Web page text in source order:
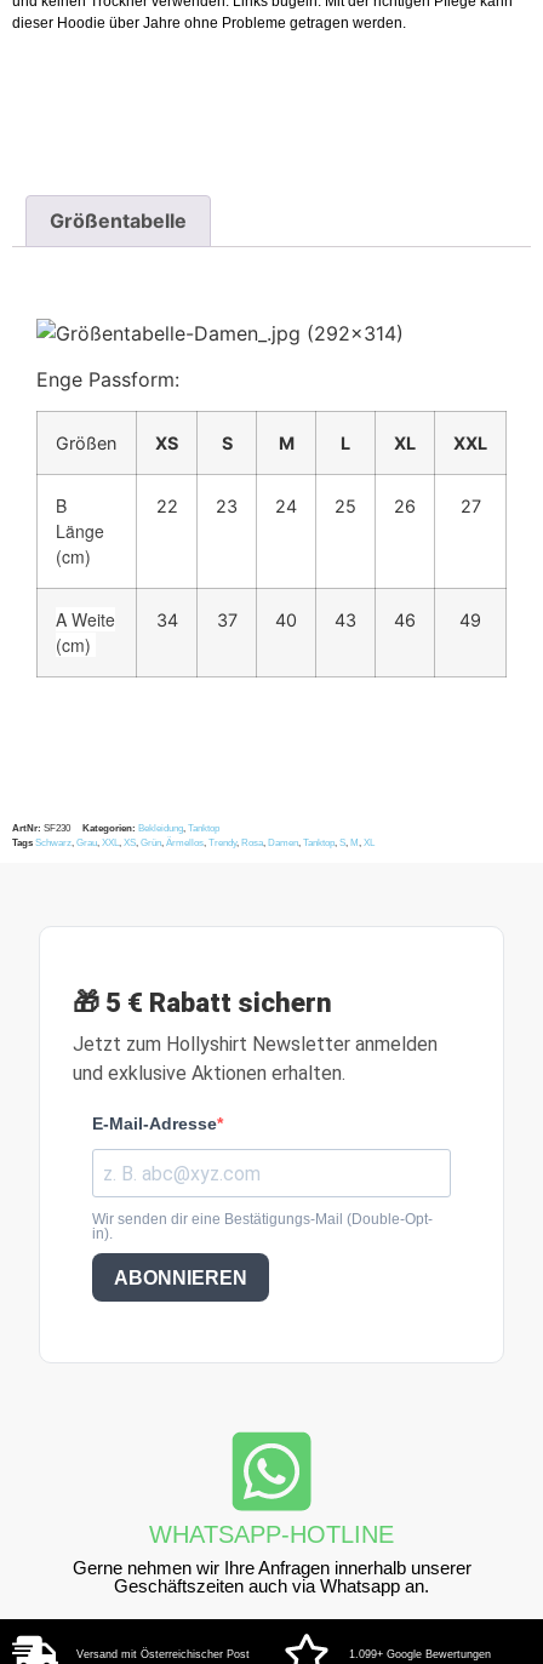
dieser Hoodie über Jahre ohne Probleme getragen werden.
Größentabelle
Enge Passform:
Größen XS S M L XL XXL
B
Länge
(cm)
22 23 24 25 26 27
A Weite
(cm)
34 37 40 43 46 49
ArtNr: SF230 Kategorien: Bekleidung, Tanktop
Tags Schwarz, Grau, XXL, XS, Grün, Ärmellos, Trendy, Rosa, Damen, Tanktop, S, M, XL
🎁 5 € Rabatt sichern
Jetzt zum Hollyshirt Newsletter anmelden
und exklusive Aktionen erhalten.
E-Mail-Adresse
Wir senden dir eine Bestätigungs-Mail (Double-Opt-
in).
ABONNIEREN
WHATSAPP-HOTLINE
Gerne nehmen wir Ihre Anfragen innerhalb unserer
Geschäftszeiten auch via Whatsapp an.
Versand mit Österreichischer Post 1.099+ Google Bewertungen